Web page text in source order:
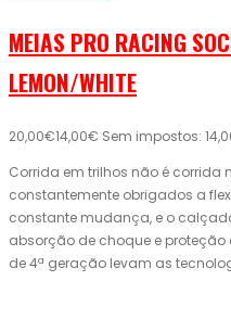
MEIAS PRO RACING
LEMON/WHITE
20,00€14,00€ Sem impostos:
Corrida em trilhos não é corrida
constantemente obrigados a
constante mudança, e o
absorção de choque e proteção
de 4ª geração levam as